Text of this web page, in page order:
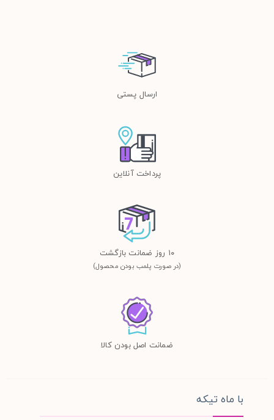
ارسال پستی
پرداخت آنلاین
١٠ روز ضمانت بازگشت
(در صورت پلمب بودن محصول)
ضمانت اصل بودن کالا
با ماه تیکه